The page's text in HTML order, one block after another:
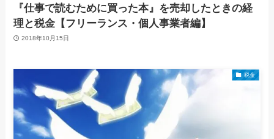
『仕事で読むために買った本』を売却したときの経
理と税金【フリーランス・個人事業者編】
2018年10月15日
税金